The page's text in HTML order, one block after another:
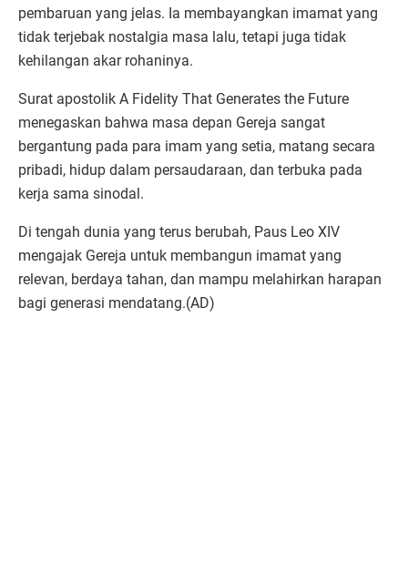
pembaruan yang jelas. Ia membayangkan imamat yang
tidak terjebak nostalgia masa lalu, tetapi juga tidak
kehilangan akar rohaninya.
Surat apostolik A Fidelity That Generates the Future
menegaskan bahwa masa depan Gereja sangat
bergantung pada para imam yang setia, matang secara
pribadi, hidup dalam persaudaraan, dan terbuka pada
kerja sama sinodal.
Di tengah dunia yang terus berubah, Paus Leo XIV
mengajak Gereja untuk membangun imamat yang
relevan, berdaya tahan, dan mampu melahirkan harapan
bagi generasi mendatang.(AD)